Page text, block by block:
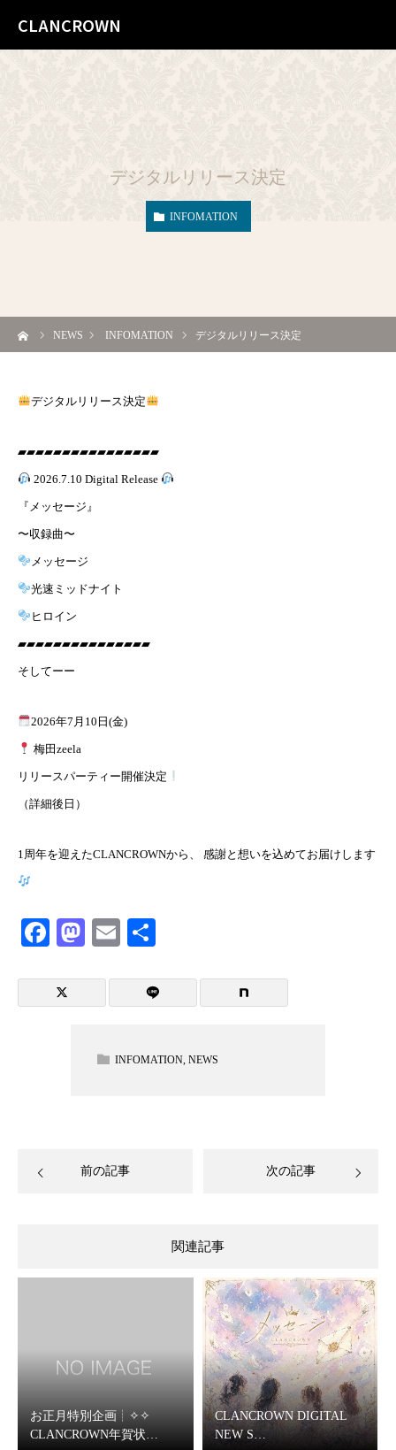
CLANCROWN
デジタルリリース決定
INFOMATION
NEWS INFOMATION デジタルリリース決定
デジタルリリース決定
▰▰▰▰▰▰▰▰▰▰▰▰▰▰▰▰
2026.7.10 Digital Release
『メッセージ』
〜収録曲〜
メッセージ
光速ミッドナイト
ヒロイン
▰▰▰▰▰▰▰▰▰▰▰▰▰▰▰
そしてーー
2026年7月10日(金)
梅田zeela
リリースパーティー開催決定
（詳細後日）
1周年を迎えたCLANCROWNから、 感謝と想いを込めてお届けします
Facebook
Mastodon
Email
INFOMATION, NEWS
前の記事 次の記事
関連記事
お正月特別企画┊✧✧
CLANCROWN年賀状…
CLANCROWN DIGITAL
NEW S…